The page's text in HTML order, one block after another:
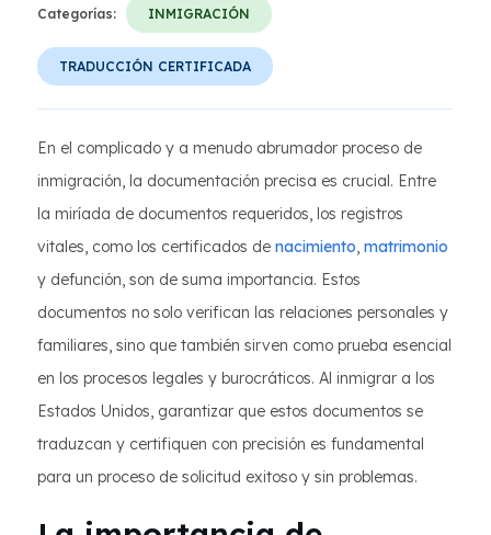
Categorías: INMIGRACIÓN
TRADUCCIÓN CERTIFICADA
En el complicado y a menudo abrumador proceso de
inmigración, la documentación precisa es crucial. Entre
la miríada de documentos requeridos, los registros
vitales, como los certificados de nacimiento, matrimonio
y defunción, son de suma importancia. Estos
documentos no solo verifican las relaciones personales y
familiares, sino que también sirven como prueba esencial
en los procesos legales y burocráticos. Al inmigrar a los
Estados Unidos, garantizar que estos documentos se
traduzcan y certifiquen con precisión es fundamental
para un proceso de solicitud exitoso y sin problemas.